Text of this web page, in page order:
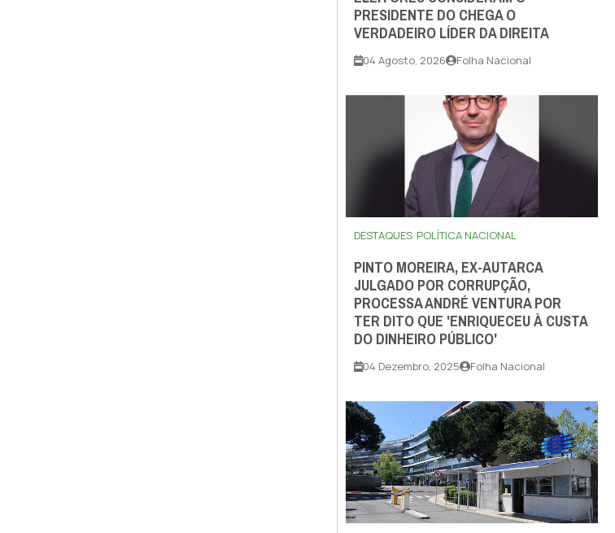
PRESIDENTE DO CHEGA O
VERDADEIRO LÍDER DA DIREITA
04 Agosto, 2026 Folha Nacional
DESTAQUES POLÍTICA NACIONAL
PINTO MOREIRA, EX-AUTARCA
JULGADO POR CORRUPÇÃO,
PROCESSA ANDRÉ VENTURA POR
TER DITO QUE 'ENRIQUECEU À CUSTA
DO DINHEIRO PÚBLICO'
04 Dezembro, 2025 Folha Nacional